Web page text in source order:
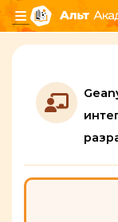
Перейти к
Боковая